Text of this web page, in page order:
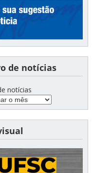
de notícias
notícias